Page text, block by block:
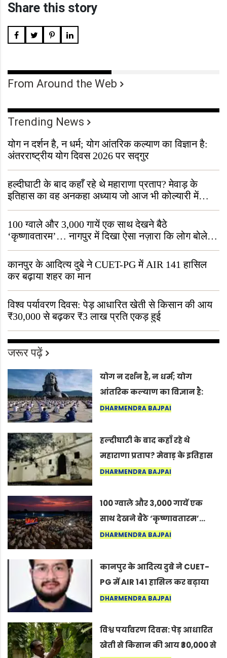
Share this story
From Around the Web
Trending News
योग न दर्शन है, न धर्म; योग आंतरिक कल्याण का विज्ञान है:
अंतरराष्ट्रीय योग दिवस 2026 पर सद्गुर
हल्दीघाटी के बाद कहाँ रहे थे महाराणा प्रताप? मेवाड़ के
इतिहास का वह अनकहा अध्याय जो आज भी कोल्यारी में
जीवित है
100 ग्वाले और 3,000 गायें एक साथ देखने बैठे
‘कृष्णावतारम’… नागपुर में दिखा ऐसा नज़ारा कि लोग बोले,
“ऐसा तो सिर्फ़ कृष्ण ही कर सकते हैं”
कानपुर के आदित्य दुबे ने CUET-PG में AIR 141 हासिल
कर बढ़ाया शहर का मान
विश्व पर्यावरण दिवस: पेड़ आधारित खेती से किसान की आय
₹30,000 से बढ़कर ₹3 लाख प्रति एकड़ हुई
जरूर पढ़ें
योग न दर्शन है, न धर्म; योग
आंतरिक कल्याण का विज्ञान है:
अंतरराष्ट्रीय योग दिवस 2026 पर
DHARMENDRA BAJPAI
हल्दीघाटी के बाद कहाँ रहे थे
महाराणा प्रताप? मेवाड़ के इतिहास
का वह अनकहा अध्याय जो आज भी
DHARMENDRA BAJPAI
100 ग्वाले और 3,000 गायें एक
साथ देखने बैठे ‘कृष्णावतारम’…
नागपुर में दिखा ऐसा नज़ारा कि
कर सकते हैं”
DHARMENDRA BAJPAI
कानपुर के आदित्य दुबे ने CUET-
PG में AIR 141 हासिल कर बढ़ाया
शहर का मान
DHARMENDRA BAJPAI
विश्व पर्यावरण दिवस: पेड़ आधारित
खेती से किसान की आय ₹30,000 से